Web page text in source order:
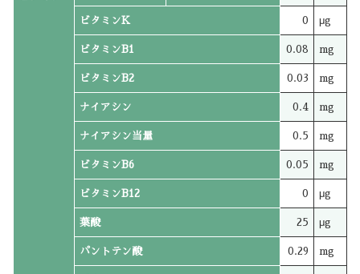
ビタミンK 0 μg
ビタミンB1 0.08 mg
ビタミンB2 0.03 mg
ナイアシン 0.4 mg
ナイアシン当量 0.5 mg
ビタミンB6 0.05 mg
ビタミンB12 0 μg
葉酸 25 μg
パントテン酸 0.29 mg